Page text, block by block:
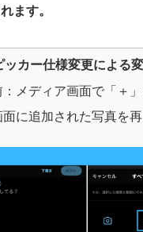
ます。
ッカー仕様変更による
メディア画面で「＋
面に追加された写真を